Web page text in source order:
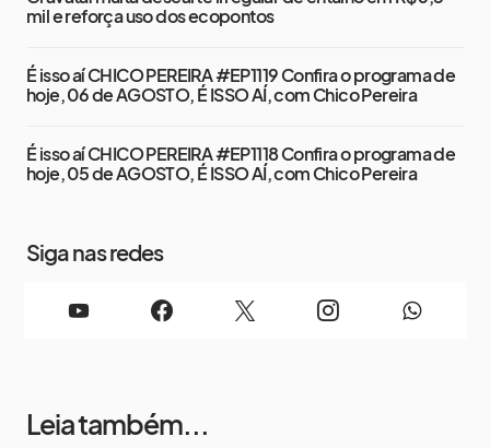
mil e reforça uso dos ecopontos
É isso aí CHICO PEREIRA #EP1119 Confira o programa de
hoje, 06 de AGOSTO, É ISSO AÍ, com Chico Pereira
É isso aí CHICO PEREIRA #EP1118 Confira o programa de
hoje, 05 de AGOSTO, É ISSO AÍ, com Chico Pereira
Siga nas redes
Leia também...